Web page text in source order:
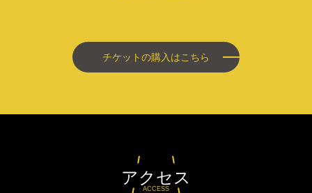
チケットの購入はこちら
アクセス
ACCESS